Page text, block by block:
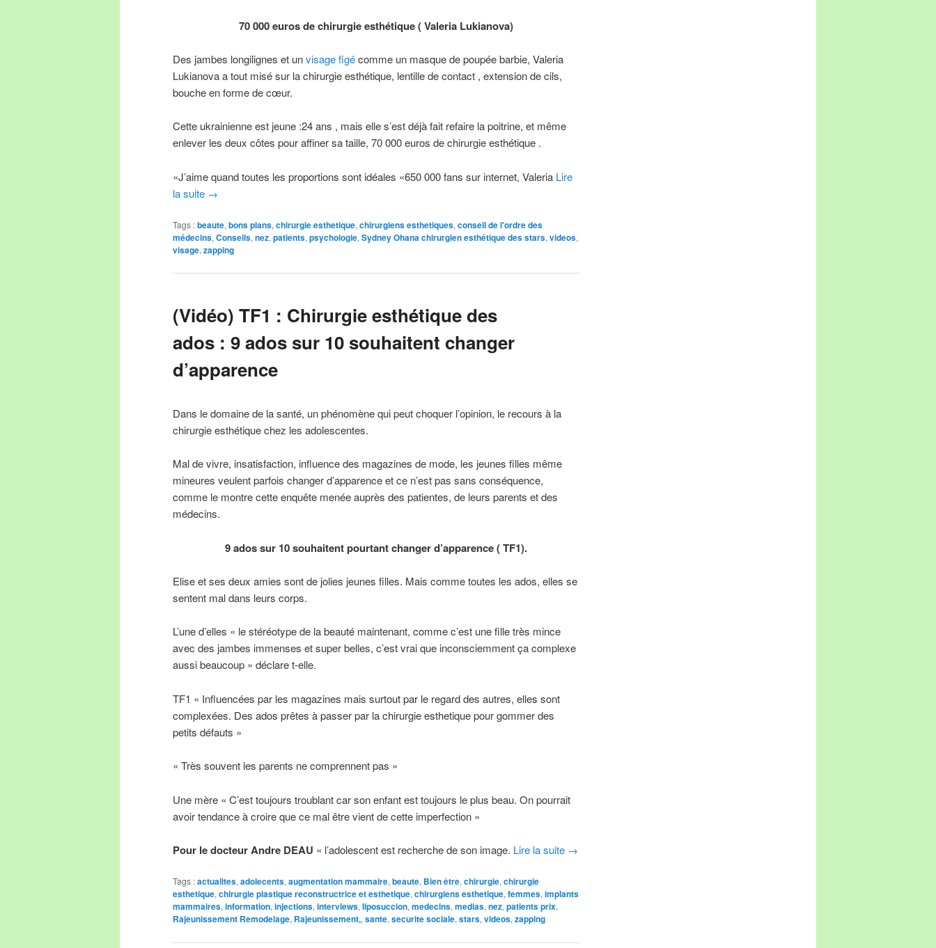
70 000 euros de chirurgie esthétique (Valeria Lukianova)
Des jambes longilignes et unvisage figécomme un masque de poupée barbie, Valeria
Lukianova a tout misé sur la chirurgie esthétique, lentille de contact , extension de cils,
bouche en forme de cœur.
Cette ukrainienne est jeune :24 ans , mais elle s’est déjà fait refaire la poitrine, et même
enlever les deux côtes pour affiner sa taille, 70 000 euros de chirurgie esthétique .
«J’aime quand toutes les proportions sont idéales «650 000 fans sur internet, Valeria Lire
la suite →
Tags :beaute, bons plans, chirurgie esthetique, chirurgiens esthetiques, conseil de l'ordre des
médecins, Conseils, nez, patients, psychologie, Sydney Ohana chirurgien esthétique des stars, videos,
visage, zapping
(Vidéo) TF1 : Chirurgie esthétique des
ados : 9 ados sur 10 souhaitent changer
d’apparence
Dans le domaine de la santé, un phénomène qui peut choquer l’opinion, le recours à la
chirurgie esthétique chez les adolescentes.
Mal de vivre, insatisfaction, influence des magazines de mode, les jeunes filles même
mineures veulent parfois changer d’apparence et ce n’est pas sans conséquence,
comme le montre cette enquête menée auprès des patientes, de leurs parents et des
médecins.
9 ados sur 10 souhaitent pourtant changer d’apparence ( TF1).
Elise et ses deux amies sont de jolies jeunes filles. Mais comme toutes les ados, elles se
sentent mal dans leurs corps.
L’une d’elles « le stéréotype de la beauté maintenant, comme c’est une fille très mince
avec des jambes immenses et super belles, c’est vrai que inconsciemment ça complexe
aussi beaucoup » déclare t-elle.
TF1 « Influencées par les magazines mais surtout par le regard des autres, elles sont
complexées. Des ados prêtes à passer par la chirurgie esthetique pour gommer des
petits défauts »
« Très souvent les parents ne comprennent pas »
Une mère « C’est toujours troublant car son enfant est toujours le plus beau. On pourrait
avoir tendance à croire que ce mal être vient de cette imperfection »
Pour le docteur Andre DEAU « l’adolescent est recherche de son image. Lire la suite →
Tags :actualites, adolecents, augmentation mammaire, beaute, Bien être, chirurgie, chirurgie
esthetique, chirurgie plastique reconstructrice et esthetique, chirurgiens esthetique, femmes, implants
mammaires, information, injections, interviews, liposuccion, medecins, medias, nez, patients prix,
Rajeunissement Remodelage, Rajeunissement,, sante, securite sociale, stars, videos, zapping